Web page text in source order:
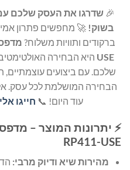
🎉 שדרגו את העסק שלכם
בשוק! 🚀 מחפשים פתרון
ברקודים ותוויות משלוח?
USE היא הבחירה
שלכם. עם ביצועים עוצמתיים,
הבחירה המושלמת לכל עסק.
עוד היום! 📞 חייגו אלינו
RP411-USE
מהירות שיא ודיוק מרבי: